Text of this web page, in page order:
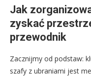
Jak
zyskać
przewodnik
Zacznijmy od podstaw:
szafy z ubraniami jest